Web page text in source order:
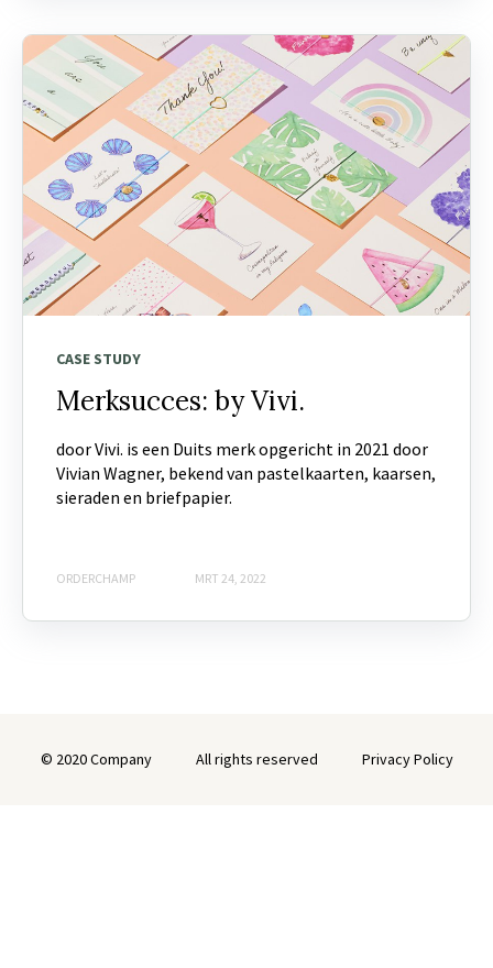
CASE STUDY
Merksucces: by Vivi.
door Vivi. is een Duits merk opgericht in 2021 door
Vivian Wagner, bekend van pastelkaarten, kaarsen,
sieraden en briefpapier.
ORDERCHAMP MRT 24, 2022
© 2020 Company All rights reserved Privacy Policy